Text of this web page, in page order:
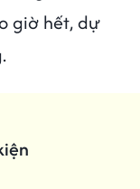
giờ hết, dự